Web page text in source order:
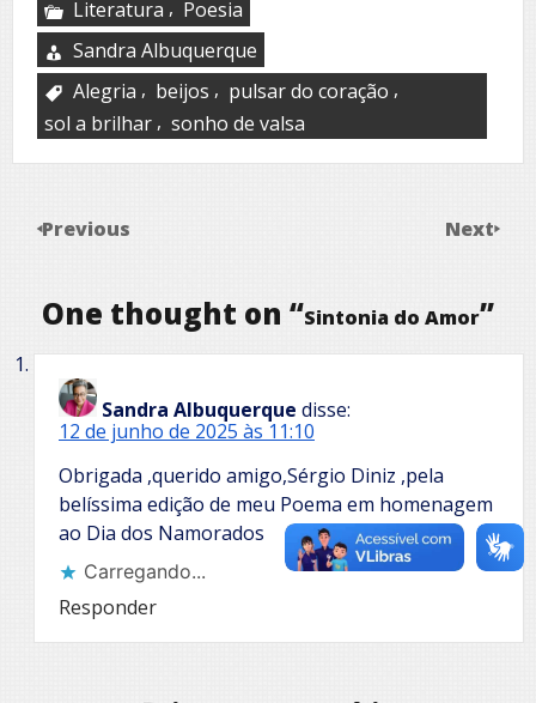
Literatura , Poesia
Sandra Albuquerque
Alegria , beijos , pulsar do coração ,
sol a brilhar , sonho de valsa
Previous Next
One thought on “Sintonia do Amor”
Sandra Albuquerque disse:
12 de junho de 2025 às 11:10
Obrigada ,querido amigo,Sérgio Diniz ,pela
belíssima edição de meu Poema em homenagem
ao Dia dos Namorados
Carregando...
Responder